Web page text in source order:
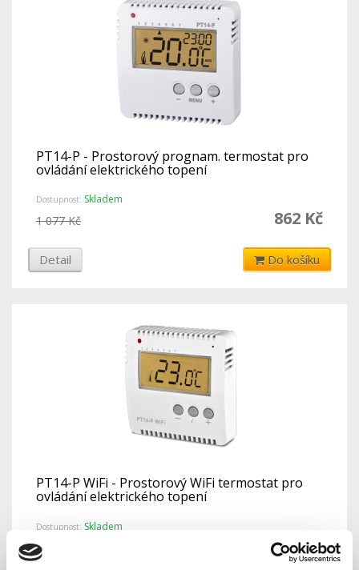
PT14-P - Prostorový prognam. termostat pro
ovládání elektrického topení
Dostupnost: Skladem
862 Kč
1 077 Kč
Detail Do košíku
PT14-P WiFi - Prostorový WiFi termostat pro
ovládání elektrického topení
Dostupnost: Skladem
862 Kč
1 077 Kč